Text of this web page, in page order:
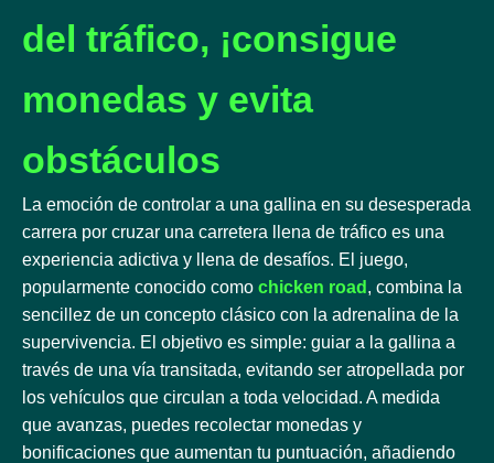
del tráfico, ¡consigue
monedas y evita
obstáculos
La emoción de controlar a una gallina en su desesperada
carrera por cruzar una carretera llena de tráfico es una
experiencia adictiva y llena de desafíos. El juego,
popularmente conocido como chicken road , combina la
sencillez de un concepto clásico con la adrenalina de la
supervivencia. El objetivo es simple: guiar a la gallina a
través de una vía transitada, evitando ser atropellada por
los vehículos que circulan a toda velocidad. A medida
que avanzas, puedes recolectar monedas y
bonificaciones que aumentan tu puntuación, añadiendo